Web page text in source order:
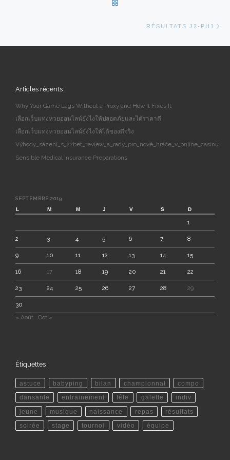
RÉSULTATS J2-PH1
Articles récents
Why Your Game Lags Without a Proxy and How It Fixes It
เลือกเว็บแทงหวยออนไลน์ยังไงให้ปลอดภัยและได้ราคาดี
เลือกเว็บแทงหวยออนไลน์ยังไงให้ได้ของดีจริง
Výhody_sázení_s_22bet_review_a_rady_pro_nové_hráče_v_online_casinu
Sensible Medical insurance Preparations
SEPTEMBRE 2019
L
M M J V S D
1
2 3 4 5 6 7 8
9 10 11 12 13 14 15
16 17 18 19 20 21 22
23 24 25 26 27 28 29
30
« Août
Oct »
Étiquettes
astuce babyping bilan championnat compo
dansante entrainement fête galette indiv
jeune musique naissance repas résultats
soirée stage tournoi vidéo équipe